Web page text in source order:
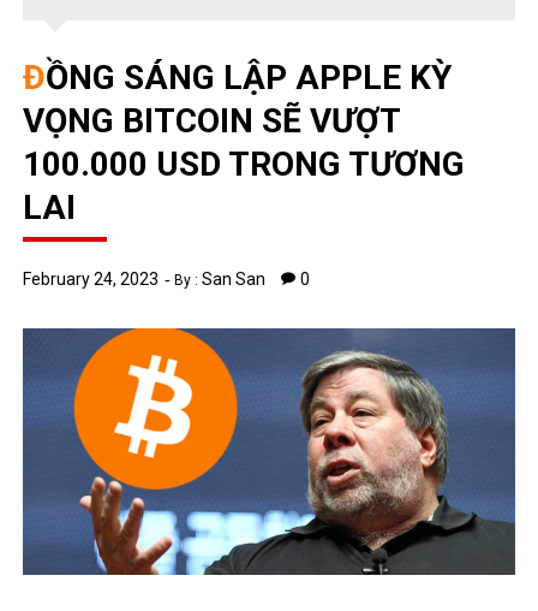
ĐỒNG SÁNG LẬP APPLE KỲ
VỌNG BITCOIN SẼ VƯỢT
100.000 USD TRONG TƯƠNG
LAI
February 24, 2023 By :San San 0